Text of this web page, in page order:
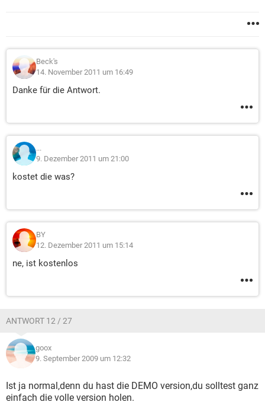
Beck's
14. November 2011 um 16:49
Danke für die Antwort.
...
9. Dezember 2011 um 21:00
kostet die was?
BY
12. Dezember 2011 um 15:14
ne, ist kostenlos
ANTWORT 12 / 27
goox
9. September 2009 um 12:32
Ist ja normal,denn du hast die DEMO version,du solltest ganz
einfach die volle version holen.